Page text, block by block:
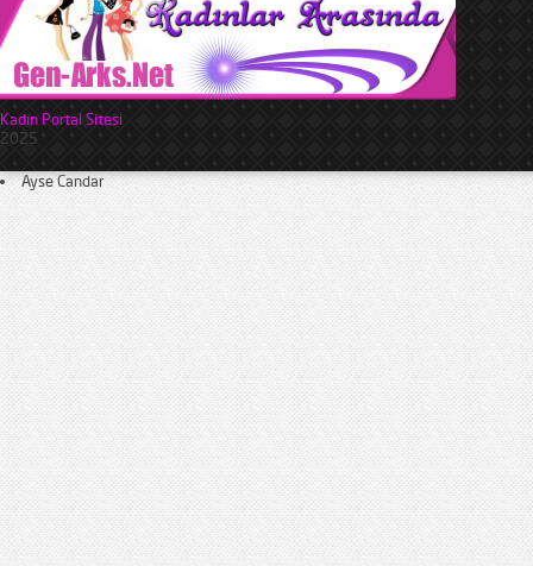
Kadın Portal Sitesi
2025
Ayse Candar